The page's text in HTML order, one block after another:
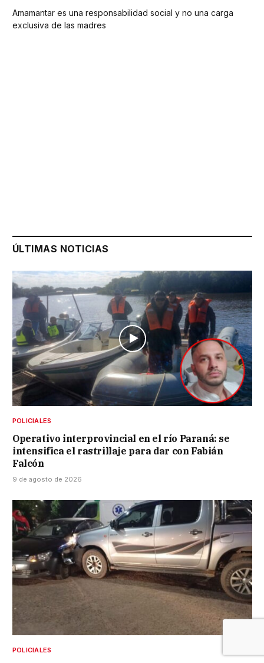
Amamantar es una responsabilidad social y no una carga
exclusiva de las madres
ÚLTIMAS NOTICIAS
POLICIALES
Operativo interprovincial en el río Paraná: se
intensifica el rastrillaje para dar con Fabián
Falcón
9 de agosto de 2026
POLICIALES